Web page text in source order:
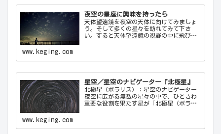
夜空の星座に興味を持ったら
天体望遠鏡を夜空の天体に向けてみましょ
う。そして多くの星々を訪れてみて下さ
い。すると天体望遠鏡の視野の中に飛び込
一生の趣味になることでしょう。
www.keging.com
星空／星空のナビゲーター『北極星』
北極星（ポラリス）：星空のナビゲーター
夜空に広がる無数の星々の中で、ひときわ
重要な役割を果たす星が「北極星（ポラリ
では…
www.keging.com